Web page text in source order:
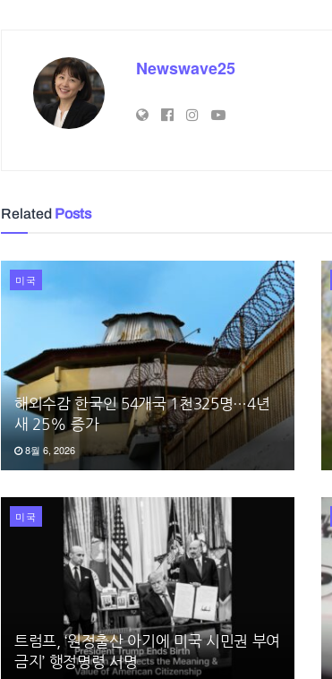
Newswave25
Related Posts
미국
해외수감 한국인 54개국 1천325명…4년
새 25% 증가
8월 6, 2026
미국
트럼프, ‘원정출산 아기에 미국 시민권 부여
금지’ 행정명령 서명